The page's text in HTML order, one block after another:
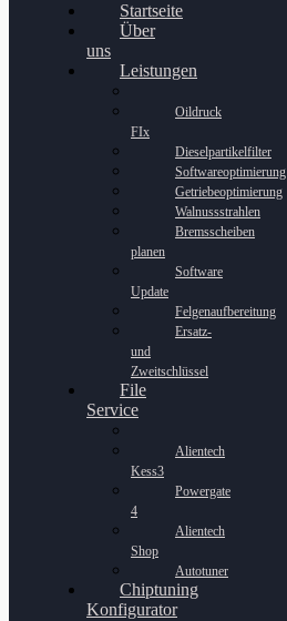
Startseite
Über
uns
Leistungen
Oildruck
FIx
Dieselpartikelfilter
Softwareoptimierung
Getriebeoptimierung
Walnussstrahlen
Bremsscheiben
planen
Software
Update
Felgenaufbereitung
Ersatz-
und
Zweitschlüssel
File
Service
Alientech
Kess3
Powergate
4
Alientech
Shop
Autotuner
Chiptuning
Konfigurator